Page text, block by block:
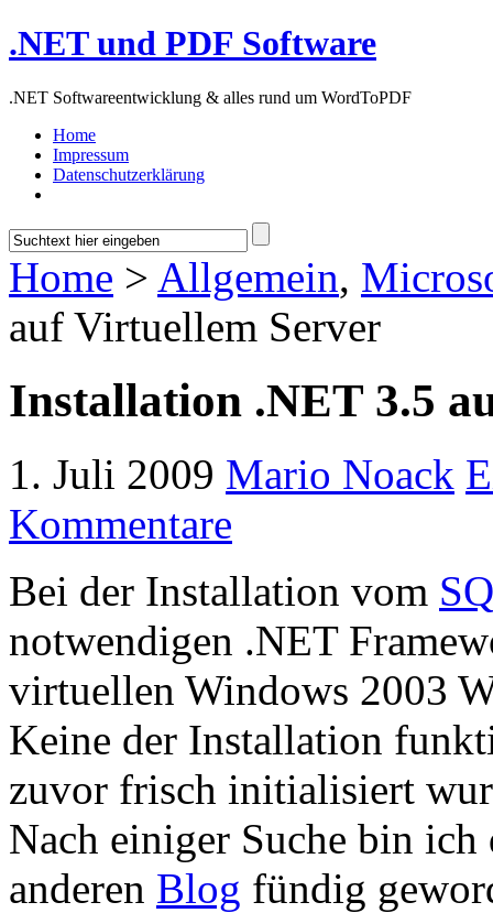
.NET und PDF Software
.NET Softwareentwicklung & alles rund um WordToPDF
Home
Impressum
Datenschutzerklärung
Home > Allgemein,
auf Virtuellem Server
Installation .NET 3.5
1. Juli 2009 Mario Noack
Kommentare
Bei der Installation vom
notwendigen .NET
virtuellen Windows 2003
Keine der Installation
zuvor frisch initialisiert
Nach einiger Suche bin
anderen Blog fündig